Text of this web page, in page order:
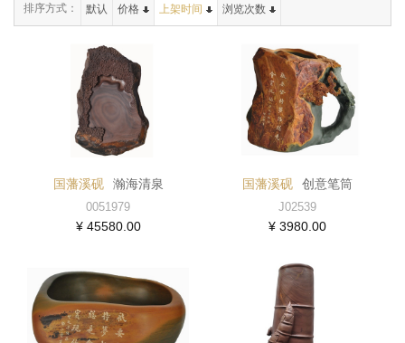
排序方式： 默认 价格 上架时间 浏览次数
国藩溪砚 瀚海清泉
0051979
¥ 45580.00
国藩溪砚 创意笔筒
J02539
¥ 3980.00